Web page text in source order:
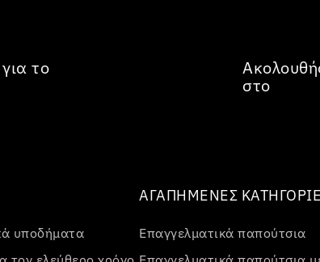
το
στο
υποδήματα
ΑΓΑΠΗΜΈΝΕΣ
Επαγγελματικά παπούτσια